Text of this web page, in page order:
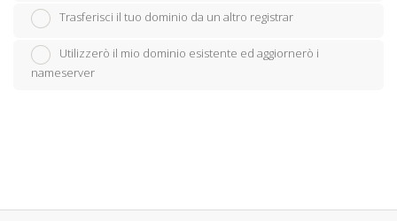
Trasferisci il tuo dominio da un altro registrar
Utilizzerò il mio dominio esistente ed aggiornerò i
nameserver